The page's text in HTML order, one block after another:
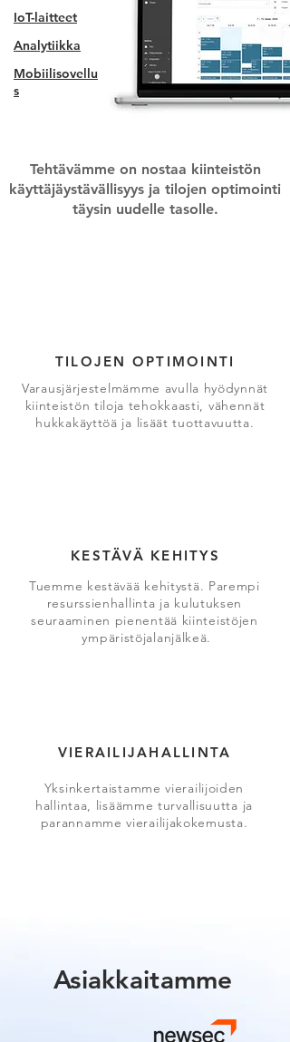
IoT-laitteet
Analytiikka
Mobiilisovellu
s
Tehtävämme on nostaa kiinteistön
käyttäjäystävällisyys ja tilojen optimointi
täysin uudelle tasolle.
TILOJEN OPTIMOINTI
Varausjärjestelmämme avulla hyödynnät
kiinteistön tiloja tehokkaasti, vähennät
hukkakäyttöä ja lisäät tuottavuutta.
KESTÄVÄ KEHITYS
Tuemme kestävää kehitystä. Parempi
resurssienhallinta ja kulutuksen
seuraaminen pienentää kiinteistöjen
ympäristöjalanjälkeä.
VIERAILIJAHALLINTA
Yksinkertaistamme vierailijoiden
hallintaa, lisäämme turvallisuutta ja
parannamme vierailijakokemusta.
Asiakkaitamme